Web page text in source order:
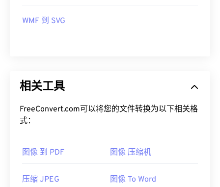
WMF 到 SVG
相关工具
FreeConvert.com可以将您的文件转换为以下相关格
式：
图像 到 PDF 图像 压缩机
压缩 JPEG 图像 To Word